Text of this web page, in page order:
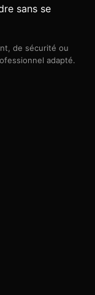
sans se
de sécurité ou
adapté.